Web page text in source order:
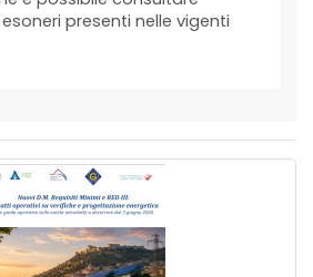
presenti nelle vigenti